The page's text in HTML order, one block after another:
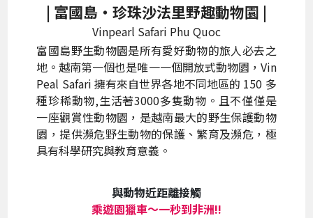
| 富國島‧珍珠沙法里野趣動物園 |
Vinpearl Safari Phu Quoc
富國島野生動物園是所有愛好動物的旅人必去之
地。越南第一個也是唯一一個開放式動物園，Vin
Peal Safari 擁有來自世界各地不同地區的 150 多
種珍稀動物,生活著3000多隻動物。且不僅僅是
一座觀賞性動物園，是越南最大的野生保護動物
園，提供瀕危野生動物的保護、繁育及瀕危，極
具有科學研究與教育意義。
與動物近距離接觸
乘遊園獵車～一秒到非洲!!